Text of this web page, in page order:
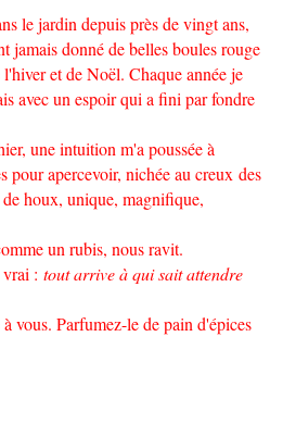
le jardin depuis près de vingt ans,
jamais donné de belles boules rouge
et de Noël. Chaque année je
avec un espoir qui a fini par fondre
une intuition m'a poussée à
pour apercevoir, nichée au creux des
houx, unique, magnifique,
un rubis, nous ravit.
: tout arrive à qui sait attendre
vous. Parfumez-le de pain d'épices